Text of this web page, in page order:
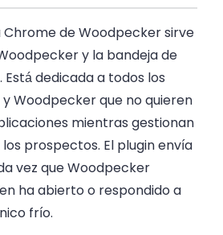
Chrome de Woodpecker sirve
y la bandeja de
dedicada a todos los
y Woodpecker que no quieren
mientras gestionan
prospectos. El plugin envía
vez que Woodpecker
ha abierto o respondido a
frío.